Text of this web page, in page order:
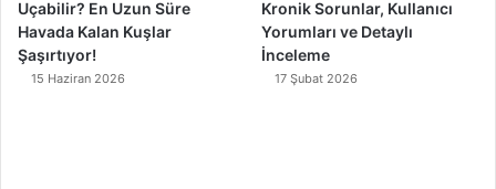
Uçabilir? En Uzun Süre
Havada Kalan Kuşlar
Şaşırtıyor!
15 Haziran 2026
Kronik Sorunlar, Kullanıcı
Yorumları ve Detaylı
İnceleme
17 Şubat 2026